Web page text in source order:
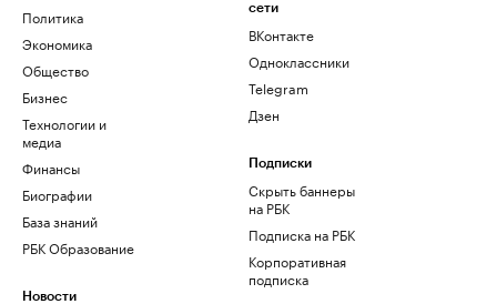
Политика
Экономика
Общество
Бизнес
Технологии и
медиа
Финансы
Биографии
База знаний
РБК Образование
Новости
сети
ВКонтакте
Одноклассники
Telegram
Дзен
Подписки
Скрыть баннеры
на РБК
Подписка на РБК
Корпоративная
подписка